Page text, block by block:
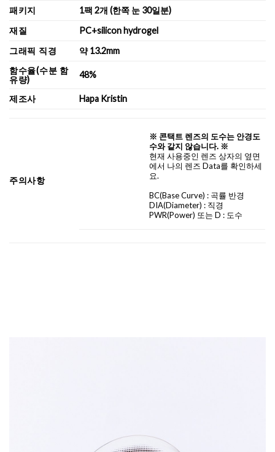
패키지
1팩 2개 (한쪽 눈 30일분)
재질
PC+silicon hydrogel
그래픽 직경
약 13.2mm
함수율(수분 함
유량)
48%
제조사 Hapa Kristin
주의사항
※ 콘택트 렌즈의 도수는 안경도
수와 같지 않습니다. ※
현재 사용중인 렌즈 상자의 옆면
에서 나의 렌즈 Data를 확인하세
요.
BC(Base Curve) : 곡률 반경
DIA(Diameter) : 직경
PWR(Power) 또는 D : 도수